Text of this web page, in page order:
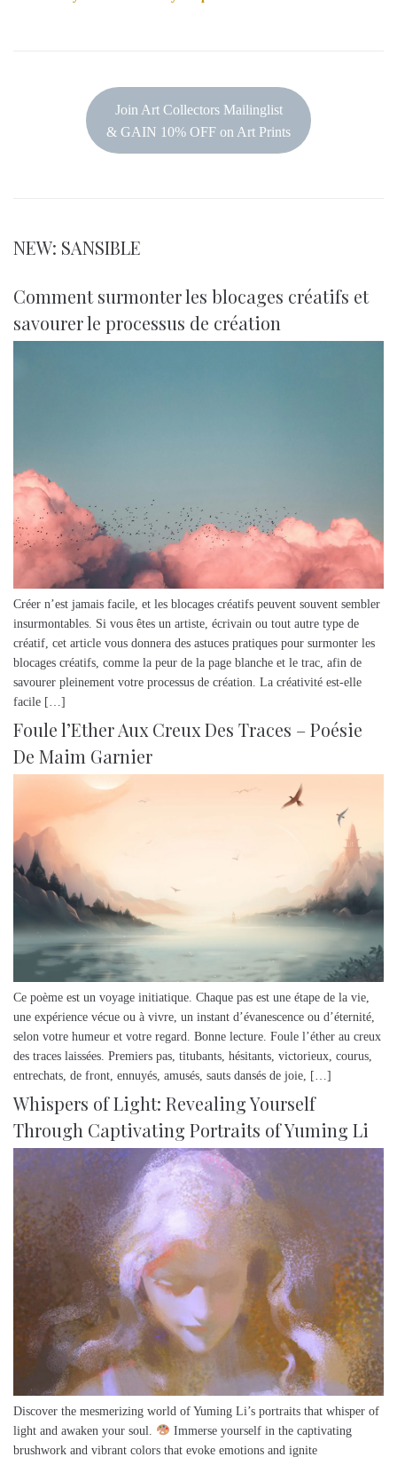
Join Art Collectors Mailinglist
& GAIN 10% OFF on Art Prints
NEW: SANSIBLE
Comment surmonter les blocages créatifs et
savourer le processus de création
Créer n’est jamais facile, et les blocages créatifs peuvent souvent sembler
insurmontables. Si vous êtes un artiste, écrivain ou tout autre type de
créatif, cet article vous donnera des astuces pratiques pour surmonter les
blocages créatifs, comme la peur de la page blanche et le trac, afin de
savourer pleinement votre processus de création. La créativité est-elle
facile […]
Foule l’Ether Aux Creux Des Traces – Poésie
De Maim Garnier
Ce poème est un voyage initiatique. Chaque pas est une étape de la vie,
une expérience vécue ou à vivre, un instant d’évanescence ou d’éternité,
selon votre humeur et votre regard. Bonne lecture. Foule l’éther au creux
des traces laissées. Premiers pas, titubants, hésitants, victorieux, courus,
entrechats, de front, ennuyés, amusés, sauts dansés de joie, […]
Whispers of Light: Revealing Yourself
Through Captivating Portraits of Yuming Li
Discover the mesmerizing world of Yuming Li’s portraits that whisper of
light and awaken your soul.
Immerse yourself in the captivating
brushwork and vibrant colors that evoke emotions and ignite